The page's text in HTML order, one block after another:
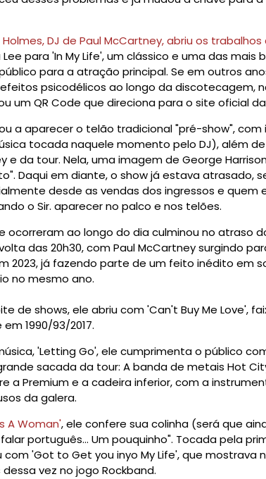
Holmes, DJ de Paul McCartney, abriu os
para 'In My Life', um clássico e uma das mais
para a atração principal. Se em outros
psicodélicos ao longo da discotecagem,
um QR Code que direciona para o site oficial
a aparecer o telão tradicional "pré-show",
tocada naquele momento pelo DJ), além
e da tour. Nela, uma imagem de George
Daqui em diante, o show já estava atrasado,
desde as vendas dos ingressos e quem
o Sir. aparecer no palco e nos telões.
ocorreram ao longo do dia culminou no atraso
das 20h30, com Paul McCartney surgindo
2023, já fazendo parte de um feito inédito em
no mesmo ano.
de shows, ele abriu com 'Can't Buy Me Love',
1990/93/2017.
'Letting Go', ele cumprimenta o público
sacada da tour: A banda de metais Hot
a Premium e a cadeira inferior, com a
da galera.
A Woman', ele confere sua colinha (será que
português... Um pouquinho". Tocada pela
'Got to Get you inyo My Life', que mostrava
vez no jogo Rockband.